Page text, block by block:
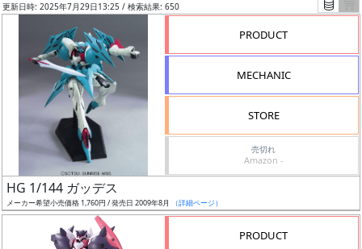
フ
リ
更新日時: 2025年7月29日13:25 / 検索結果: 650
PRODUCT
MECHANIC
STORE
売切れ
Amazon -
HG 1/144 ガッデス
メーカー希望小売価格 1,760円 / 発売日 2009年8月 （詳細ページ）
PRODUCT